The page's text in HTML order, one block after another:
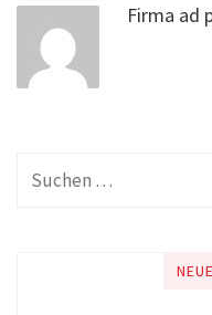
Firma ad